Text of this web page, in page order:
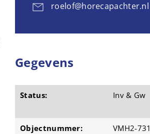
roelof@horecapachter.nl
Gegevens
Status: Inv & Gw
Objectnummer: VMH2-731